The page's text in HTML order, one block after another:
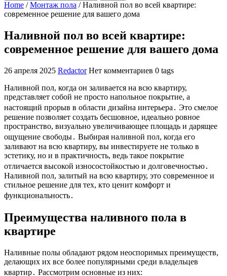
Home /Монтаж пола /Наливной пол во всей квартире:
современное решение для вашего дома
Наливной пол во всей квартире:
современное решение для вашего дома
26 апреля 2025 Redactor Нет комментариев 0 tags
Наливной пол, когда он заливается на всю квартиру,
представляет собой не просто напольное покрытие, а
настоящий прорыв в области дизайна интерьера․ Это смелое
решение позволяет создать бесшовное, идеально ровное
пространство, визуально увеличивающее площадь и дарящее
ощущение свободы․ Выбирая наливной пол, когда его
заливают на всю квартиру, вы инвестируете не только в
эстетику, но и в практичность, ведь такое покрытие
отличается высокой износостойкостью и долговечностью․
Наливной пол, залитый на всю квартиру, это современное и
стильное решение для тех, кто ценит комфорт и
функциональность․
Преимущества наливного пола в
квартире
Наливные полы обладают рядом неоспоримых преимуществ,
делающих их все более популярными среди владельцев
квартир․ Рассмотрим основные из них: